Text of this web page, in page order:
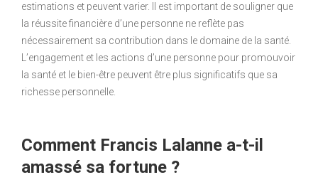
estimations et peuvent varier. Il est important de souligner que
la réussite financière d’une personne ne reflète pas
nécessairement sa contribution dans le domaine de la santé.
L’engagement et les actions d’une personne pour promouvoir
la santé et le bien-être peuvent être plus significatifs que sa
richesse personnelle.
Comment Francis Lalanne a-t-il
amassé sa fortune ?